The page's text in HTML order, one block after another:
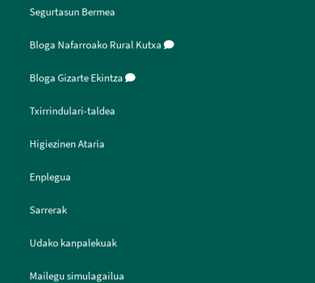
Segurtasun Bermea
Bloga Nafarroako Rural Kutxa
Bloga Gizarte Ekintza
Txirrindulari-taldea
Higiezinen Ataria
Enplegua
Sarrerak
Udako kanpalekuak
Mailegu simulagailua